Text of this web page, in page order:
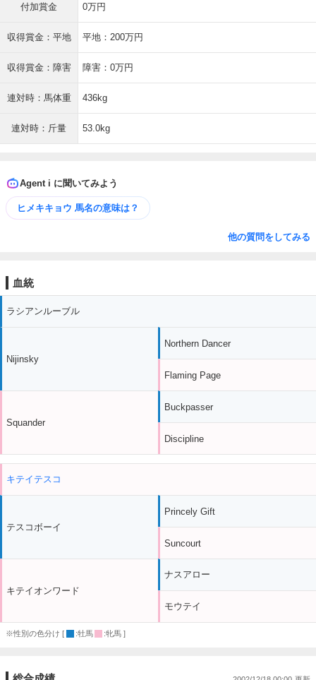
付加賞金 0万円
収得賞金：平地 平地：200万円
収得賞金：障害 障害：0万円
連対時：馬体重 436kg
連対時：斤量 53.0kg
Agent i に聞いてみよう
ヒメキキョウ 馬名の意味は？
他の質問をしてみる
血統
ラシアンルーブル
Nijinsky
Squander
Northern Dancer
Flaming Page
Buckpasser
Discipline
キテイテスコ
テスコボーイ
キテイオンワード
Princely Gift
Suncourt
ナスアロー
モウテイ
※性別の色分け [ :牡馬 :牝馬 ]